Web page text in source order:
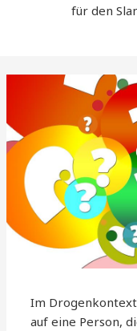
für den
Im Drogenkontext
auf eine Person,